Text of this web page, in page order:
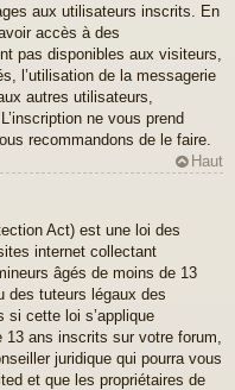
aux utilisateurs inscrits. En
accès à des
pas disponibles aux visiteurs,
l’utilisation de la messagerie
autres utilisateurs,
ne vous prend
recommandons de le faire.
Haut
Act) est une loi des
internet collectant
âgés de moins de 13
des tuteurs légaux des
cette loi s’applique
ans inscrits sur votre forum,
juridique qui pourra vous
et que les propriétaires de